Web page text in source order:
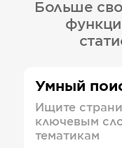
Больше
Умный
Ищите
ключевым
тематикам